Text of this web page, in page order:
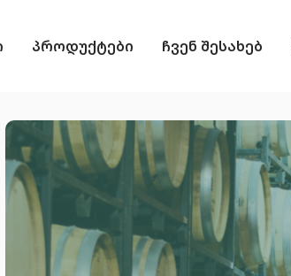
პროდუქტები ჩვენ შესახებ